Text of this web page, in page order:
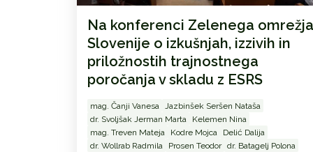
Na konferenci Zelenega omrežja
Slovenije o izkušnjah, izzivih in
priložnostih trajnostnega
poročanja v skladu z ESRS
mag. Čanji Vanesa
Jazbinšek Seršen Nataša
dr. Svoljšak Jerman Marta
Kelemen Nina
mag. Treven Mateja
Kodre Mojca
Delić Dalija
dr. Wollrab Radmila
Prosen Teodor dr. Batagelj Polona